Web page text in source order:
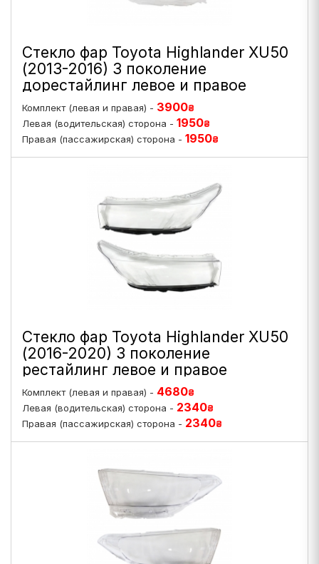
Стекло фар Toyota Highlander XU50
(2013-2016) 3 поколение
дорестайлинг левое и правое
Комплект (левая и правая) - 3900₴
Левая (водительская) сторона - 1950₴
Правая (пассажирская) сторона - 1950₴
Стекло фар Toyota Highlander XU50
(2016-2020) 3 поколение
рестайлинг левое и правое
Комплект (левая и правая) - 4680₴
Левая (водительская) сторона - 2340₴
Правая (пассажирская) сторона - 2340₴